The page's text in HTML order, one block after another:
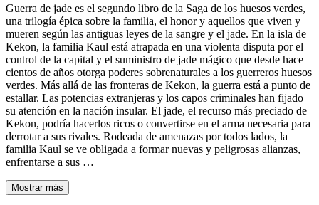
Guerra de jade es el segundo libro de la Saga de los huesos verdes,
una trilogía épica sobre la familia, el honor y aquellos que viven y
mueren según las antiguas leyes de la sangre y el jade. En la isla de
Kekon, la familia Kaul está atrapada en una violenta disputa por el
control de la capital y el suministro de jade mágico que desde hace
cientos de años otorga poderes sobrenaturales a los guerreros huesos
verdes. Más allá de las fronteras de Kekon, la guerra está a punto de
estallar. Las potencias extranjeras y los capos criminales han fijado
su atención en la nación insular. El jade, el recurso más preciado de
Kekon, podría hacerlos ricos o convertirse en el arma necesaria para
derrotar a sus rivales. Rodeada de amenazas por todos lados, la
familia Kaul se ve obligada a formar nuevas y peligrosas alianzas,
enfrentarse a sus …
Mostrar más